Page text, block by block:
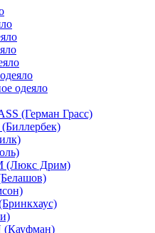
одеяло
(Герман Грасс)
(Люкс Дрим)